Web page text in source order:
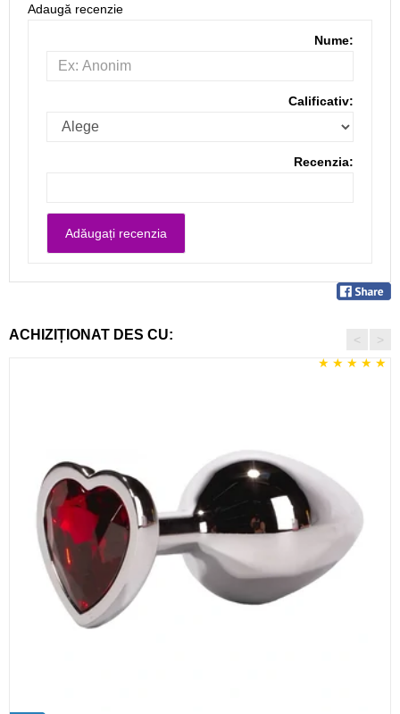
Adaugă recenzie
Nume:
Calificativ:
Recenzia:
ACHIZIȚIONAT DES CU: < >